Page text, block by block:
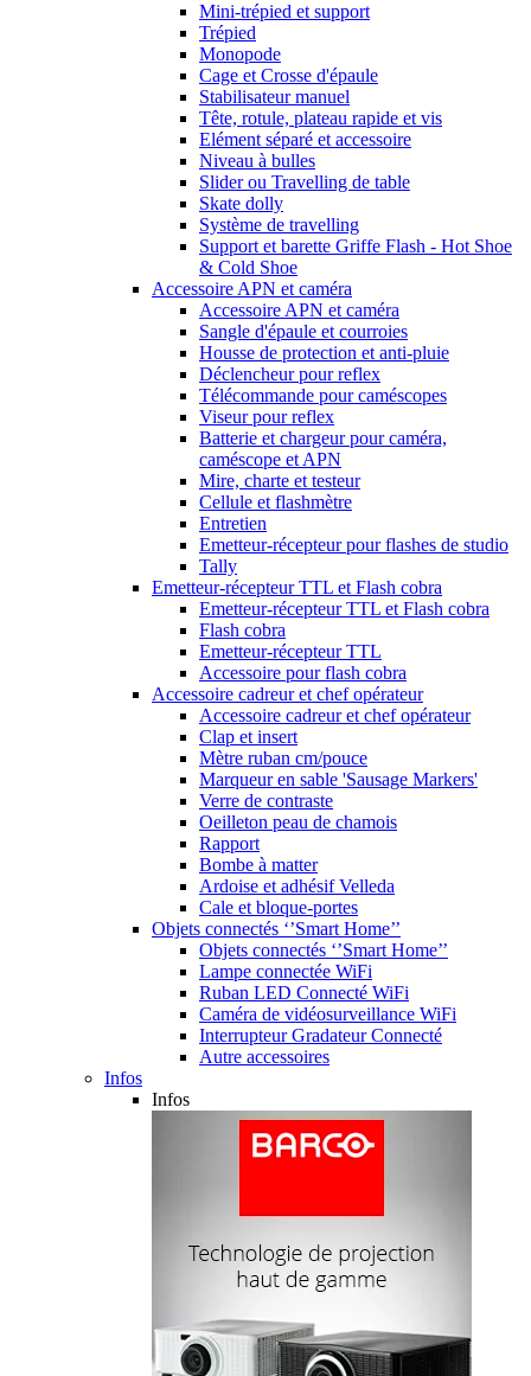
Mini-trépied et support
Trépied
Monopode
Cage et Crosse d'épaule
Stabilisateur manuel
Tête, rotule, plateau rapide et vis
Elément séparé et accessoire
Niveau à bulles
Slider ou Travelling de table
Skate dolly
Système de travelling
Support et barette Griffe Flash - Hot Shoe
& Cold Shoe
Accessoire APN et caméra
Accessoire APN et caméra
Sangle d'épaule et courroies
Housse de protection et anti-pluie
Déclencheur pour reflex
Télécommande pour caméscopes
Viseur pour reflex
Batterie et chargeur pour caméra,
caméscope et APN
Mire, charte et testeur
Cellule et flashmètre
Entretien
Emetteur-récepteur pour flashes de studio
Tally
Emetteur-récepteur TTL et Flash cobra
Emetteur-récepteur TTL et Flash cobra
Flash cobra
Emetteur-récepteur TTL
Accessoire pour flash cobra
Accessoire cadreur et chef opérateur
Accessoire cadreur et chef opérateur
Clap et insert
Mètre ruban cm/pouce
Marqueur en sable 'Sausage Markers'
Verre de contraste
Oeilleton peau de chamois
Rapport
Bombe à matter
Ardoise et adhésif Velleda
Cale et bloque-portes
Objets connectés ‘’Smart Home’’
Objets connectés ‘’Smart Home’’
Lampe connectée WiFi
Ruban LED Connecté WiFi
Caméra de vidéosurveillance WiFi
Interrupteur Gradateur Connecté
Autre accessoires
Infos
Infos